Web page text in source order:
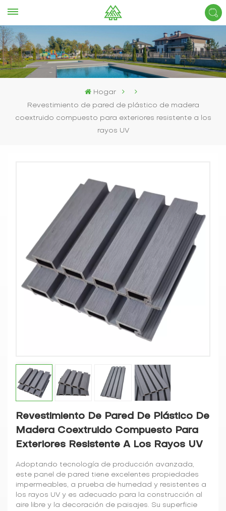
Hogar
Revestimiento de pared de plástico de madera
coextruido compuesto para exteriores resistente a los
rayos UV
Revestimiento De Pared De Plástico De
Madera Coextruido Compuesto Para
Exteriores Resistente A Los Rayos UV
Adoptando tecnología de producción avanzada,
este panel de pared tiene excelentes propiedades
impermeables, a prueba de humedad y resistentes a
los rayos UV y es adecuado para la construcción al
aire libre y la decoración de paisajes. Su superficie